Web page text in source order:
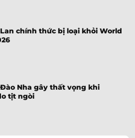
chính thức bị loại khỏi World
Nha gây thất vọng khi
tịt ngòi